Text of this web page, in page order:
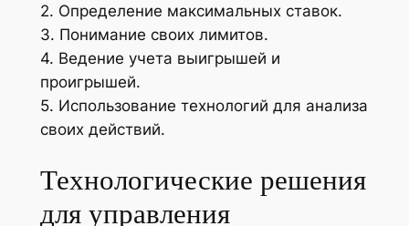
2. Определение максимальных ставок.
3. Понимание своих лимитов.
4. Ведение учета выигрышей и
проигрышей.
5. Использование технологий для анализа
своих действий.
Технологические решения
для управления